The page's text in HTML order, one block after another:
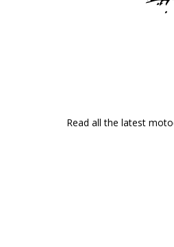
Read all the latest